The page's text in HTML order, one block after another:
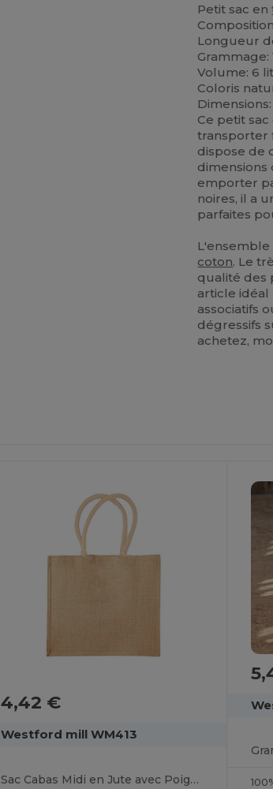
Petit sac en
Longueur
Grammage:
Volume: 6
Coloris
Ce petit
transporter
dispose de
dimensions
emporter
noires, il a
parfaites
coton. Le
qualité des
article
associatifs
dégressifs
achetez,
4,42 €
Westford mill WM413
Sac Cabas Midi en Jute avec Poignées en Coton